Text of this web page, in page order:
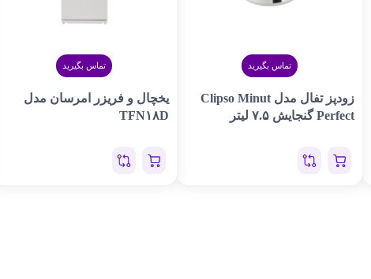
تماس بگیرید
زودپز تفال مدل Clipso Minut
Perfect گنجایش ۷.۵ لیتر
تماس بگیرید
یخچال و فریزر امرسان مدل
TFN۱۸D